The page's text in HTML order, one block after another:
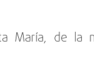
María, de la